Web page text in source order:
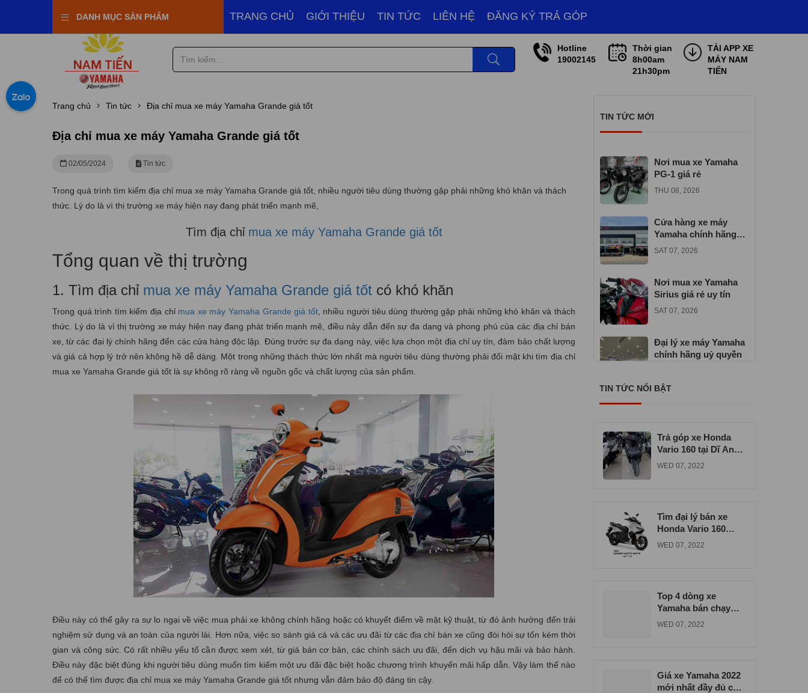
Nam Tiến
Hotline
19002145
Thời gian
8h00am
21h30pm
TẢI APP XE
MÁY NAM
TIẾN
DANH MỤC SẢN PHẨM TRANG CHỦ GIỚI THIỆU TIN TỨC LIÊN HỆ ĐĂNG KÝ TRẢ GÓP
Trang chủ Tin tức Địa chỉ mua xe máy Yamaha Grande giá tốt
Địa chỉ mua xe máy Yamaha Grande giá tốt
02/05/2024 Tin tức
Trong quá trình tìm kiếm địa chỉ mua xe máy Yamaha Grande giá tốt, nhiều người tiêu dùng thường gặp phải những khó khăn và thách
thức. Lý do là vì thị trường xe máy hiện nay đang phát triển mạnh mẽ,
Tìm địa chỉ mua xe máy Yamaha Grande giá tốt
Tổng quan về thị trường
1. Tìm địa chỉ mua xe máy Yamaha Grande giá tốt có khó khăn
Trong quá trình tìm kiếm địa chỉ mua xe máy Yamaha Grande giá tốt, nhiều người tiêu dùng thường gặp phải những khó khăn và thách
thức. Lý do là vì thị trường xe máy hiện nay đang phát triển mạnh mẽ, điều này dẫn đến sự đa dạng và phong phú của các địa chỉ bán
xe, từ các đại lý chính hãng đến các cửa hàng độc lập. Đúng trước sự đa dạng này, việc lựa chọn một địa chỉ uy tín, đảm bảo chất lượng
và giá cả hợp lý trở nên không hề dễ dàng. Một trong những thách thức lớn nhất mà người tiêu dùng thường phải đối mặt khi tìm địa chỉ
mua xe Yamaha Grande giá tốt là sự không rõ ràng về nguồn gốc và chất lượng của sản phẩm.
Điều này có thể gây ra sự lo ngại về việc mua phải xe không chính hãng hoặc có khuyết điểm về mặt kỹ thuật, từ đó ảnh hưởng đến trải
nghiệm sử dụng và an toàn của người lái. Hơn nữa, việc so sánh giá cả và các ưu đãi từ các địa chỉ bán xe cũng đòi hỏi sự tốn kém thời
gian và công sức. Có rất nhiều yếu tố cần được xem xét, từ giá bán cơ bản, các chính sách ưu đãi, đến dịch vụ hậu mãi và bảo hành.
Điều này đặc biệt đúng khi người tiêu dùng muốn tìm kiếm một ưu đãi đặc biệt hoặc chương trình khuyến mãi hấp dẫn. Vậy làm thế nào
để có thể tìm được địa chỉ mua xe máy Yamaha Grande giá tốt nhưng vẫn đảm bảo độ đáng tin cậy.
TIN TỨC MỚI
Nơi mua xe Yamaha
PG-1 giá rẻ
THU 08, 2026
Cửa hàng xe máy
Yamaha chính hãng
gần đây
SAT 07, 2026
Nơi mua xe Yamaha
Sirius giá rẻ uy tín
SAT 07, 2026
Đại lý xe máy Yamaha
chính hãng uỷ quyền
TIN TỨC NỔI BẬT
Trả góp xe Honda
Vario 160 tại Dĩ An
uy tín chất lượng
WED 07, 2022
Tìm đại lý bán xe
Honda Vario 160
đúng giá tại Bình
WED 07, 2022
Top 4 dòng xe
Yamaha bán chạy
nhất tại xe máy Nam
WED 07, 2022
Giá xe Yamaha 2022
mới nhất đầy đủ các